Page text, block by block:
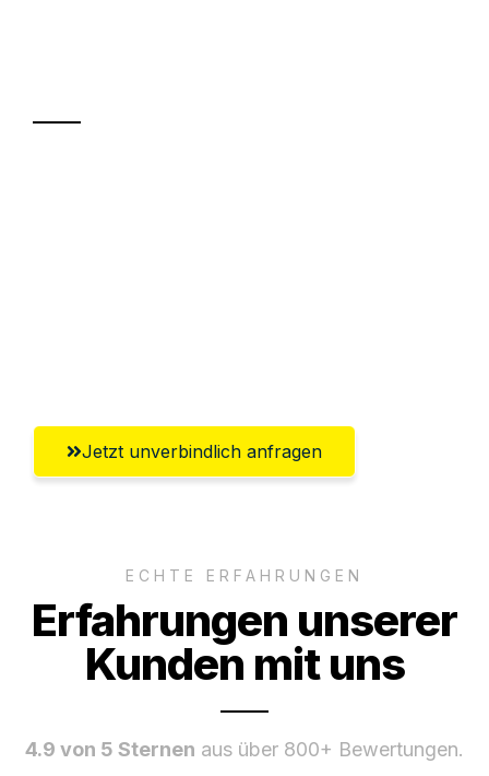
Jetzt unverbindlich anfragen
ECHTE ERFAHRUNGEN
Erfahrungen unserer
Kunden mit uns
4.9 von 5 Sternen aus über 800+ Bewertungen.